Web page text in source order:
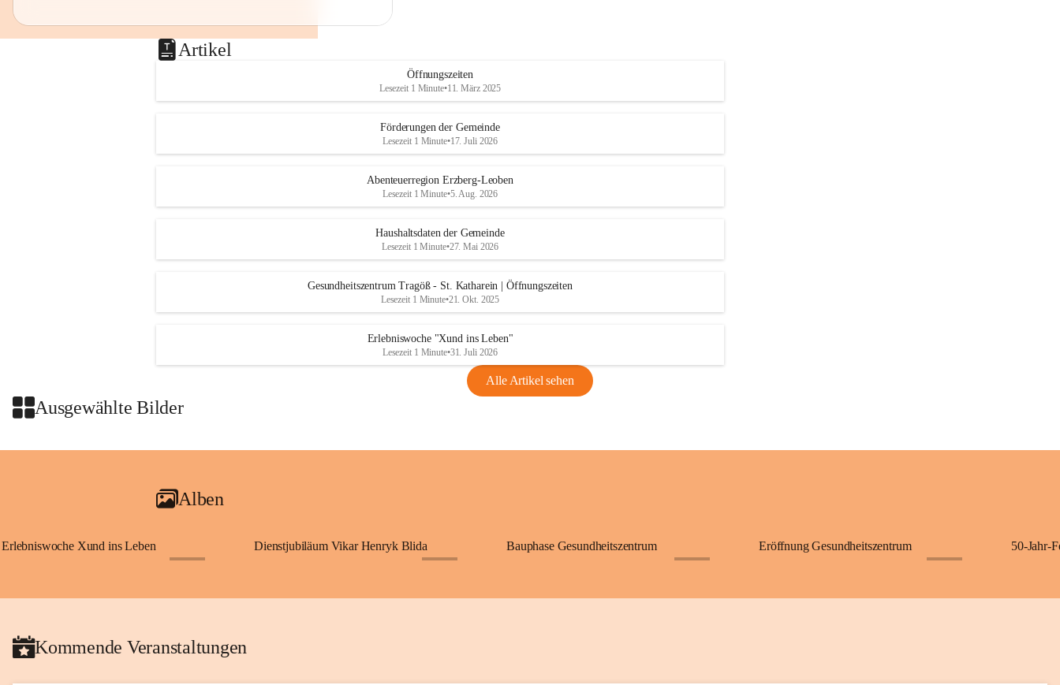
Artikel
Öffnungszeiten
Lesezeit 1 Minute•11. März 2025
Förderungen der Gemeinde
Lesezeit 1 Minute•17. Juli 2026
Abenteuerregion Erzberg-Leoben
Lesezeit 1 Minute•5. Aug. 2026
Haushaltsdaten der Gemeinde
Lesezeit 1 Minute•27. Mai 2026
Gesundheitszentrum Tragöß - St. Katharein | Öffnungszeiten
Lesezeit 1 Minute•21. Okt. 2025
Erlebniswoche "Xund ins Leben"
Lesezeit 1 Minute•31. Juli 2026
Alle Artikel sehen
Ausgewählte Bilder
+2
Alben
Erlebniswoche Xund ins Leben Dienstjubiläum Vikar Henryk Blida Bauphase Gesundheitszentrum Eröffnung Gesundheitszentrum 50-Jahr-
Kommende Veranstaltungen